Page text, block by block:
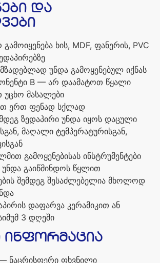
და
გამოიყენება ხის, MDF, ფანერის, PVC
უნდა გამოყენებულ იქნას
B — არ დაამატოთ წყალი
უცხო მასალები
ერთ ფენად სქლად
ზედაპირი უნდა იყოს დაცული
, მაღალი ტემპერატურისგან,
გამოყენებისას ინსტრუმენტები
უნდა გაიწმინდოს წყლით
შემდეგ შესაძლებელია მხოლოდ
დაფარვა კერამიკით ან
3 დღეში
ინფორმაცია
ნაცრისფერი ფხვნილი